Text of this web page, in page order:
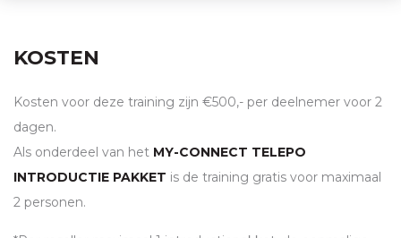
KOSTEN
Kosten voor deze training zijn €500,- per deelnemer voor 2
dagen.
Als onderdeel van het MY-CONNECT TELEPO
INTRODUCTIE PAKKET is de training gratis voor maximaal
2 personen.